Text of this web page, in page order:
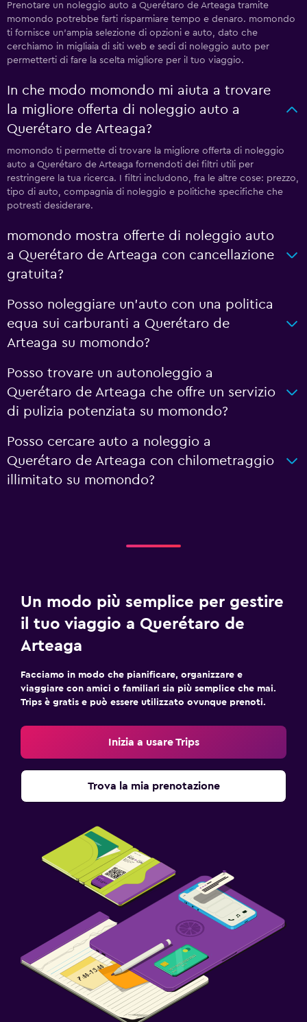
Prenotare un noleggio auto a Querétaro de Arteaga tramite
momondo potrebbe farti risparmiare tempo e denaro. momondo
ti fornisce un'ampia selezione di opzioni e auto, dato che
cerchiamo in migliaia di siti web e sedi di noleggio auto per
permetterti di fare la scelta migliore per il tuo viaggio.
In che modo momondo mi aiuta a trovare
la migliore offerta di noleggio auto a
Querétaro de Arteaga?
momondo ti permette di trovare la migliore offerta di noleggio
auto a Querétaro de Arteaga fornendoti dei filtri utili per
restringere la tua ricerca. I filtri includono, fra le altre cose: prezzo,
tipo di auto, compagnia di noleggio e politiche specifiche che
potresti desiderare.
momondo mostra offerte di noleggio auto
a Querétaro de Arteaga con cancellazione
gratuita?
Posso noleggiare un'auto con una politica
equa sui carburanti a Querétaro de
Arteaga su momondo?
Posso trovare un autonoleggio a
Querétaro de Arteaga che offre un servizio
di pulizia potenziata su momondo?
Posso cercare auto a noleggio a
Querétaro de Arteaga con chilometraggio
illimitato su momondo?
Un modo più semplice per gestire
il tuo viaggio a Querétaro de
Arteaga
Facciamo in modo che pianificare, organizzare e
viaggiare con amici o familiari sia più semplice che mai.
Trips è gratis e può essere utilizzato ovunque prenoti.
Inizia a usare Trips
Trova la mia prenotazione